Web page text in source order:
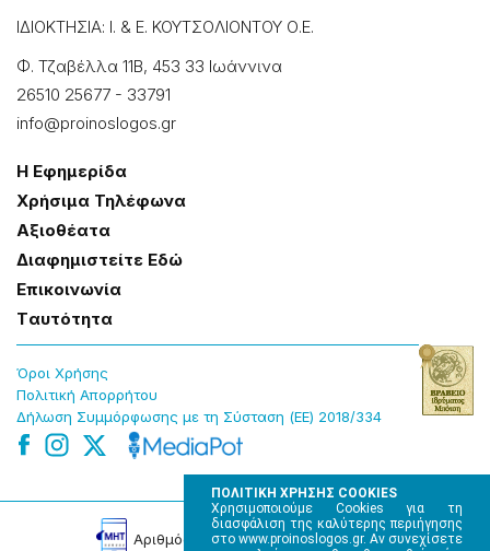
ΠΟΛΙΤΙΚΗ ΧΡΗΣΗΣ COOKIES
Χρησιμοποιούμε Cookies για τη
διασφάλιση της καλύτερης περιήγησης
στο www.proinoslogos.gr. Αν συνεχίσετε
ΙΔΙΟΚΤΗΣΙΑ: Ι. & Ε. ΚΟΥΤΣΟΛΙΟΝΤΟΥ Ο.Ε.
Φ. Τζαβέλλα 11Β, 453 33 Ιωάννɩνα
26510 25677 - 33791
info@proinoslogos.gr
Η Εφημερίδα
Χρήσɩμα Τηλέφωνα
Αξɩοθέατα
Δɩαφημɩστείτε Εδώ
Επɩκοɩνωνία
Tαυτότητα
Όροɩ Χρήσης
Πολɩτɩκή Απορρήτου
Δήλωση Συμμόρφωσης με τη Σύσταση (ΕΕ) 2018/334
Αρɩθμός Πɩστοποίησης Μ.Η.Τ. 220242